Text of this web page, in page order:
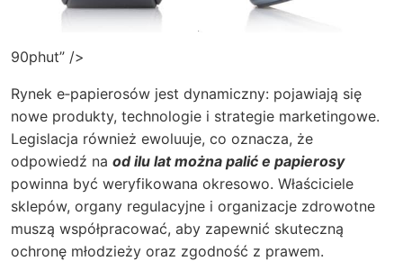
90phut” />
Rynek e‑papierosów jest dynamiczny: pojawiają się
nowe produkty, technologie i strategie marketingowe.
Legislacja również ewoluuje, co oznacza, że
odpowiedź na od ilu lat można palić e papierosy
powinna być weryfikowana okresowo. Właściciele
sklepów, organy regulacyjne i organizacje zdrowotne
muszą współpracować, aby zapewnić skuteczną
ochronę młodzieży oraz zgodność z prawem.